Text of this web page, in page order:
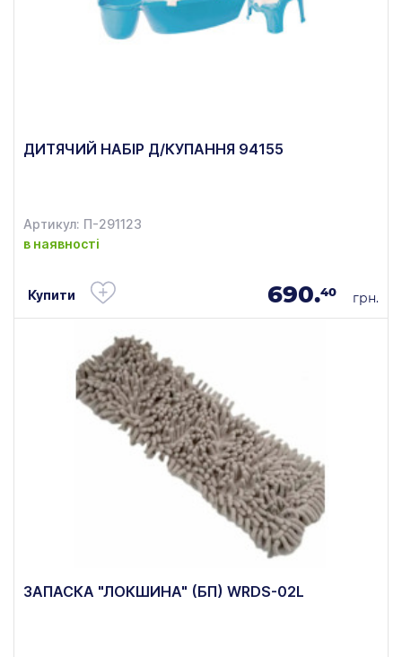
ДИТЯЧИЙ НАБІР Д/КУПАННЯ 94155
Артикул: П-291123
в наявності
Купити 690.40 грн.
ЗАПАСКА "ЛОКШИНА" (БП) WRDS-02L